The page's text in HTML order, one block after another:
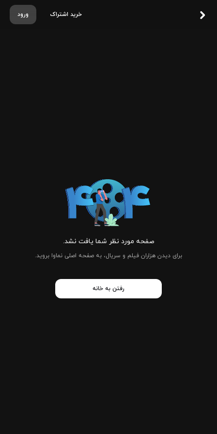
ورود خرید اشتراک
صفحه مورد نظر شما یافت نشد.
برای دیدن هزاران فیلم و سریال، به صفحه اصلی نماوا بروید.
رفتن به خانه